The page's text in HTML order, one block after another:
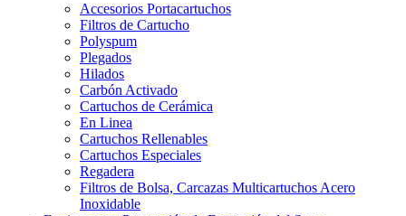
Accesorios Portacartuchos
Filtros de Cartucho
Polyspum
Plegados
Hilados
Carbón Activado
Cartuchos de Cerámica
En Linea
Cartuchos Rellenables
Cartuchos Especiales
Regadera
Filtros de Bolsa, Carcazas Multicartuchos Acero
Inoxidable